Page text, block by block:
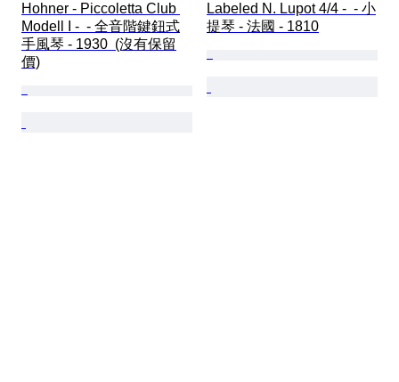
Hohner - Piccoletta Club
Modell I -  - 全音階鍵鈕式
手風琴 - 1930  (沒有保留
價)
Labeled N. Lupot 4/4 -  - 小
提琴 - 法國 - 1810